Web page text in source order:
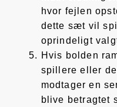
hvor fejlen
dette sæt vil
oprindeligt
Hvis bolden
spillere eller
modtager en
blive betragtet